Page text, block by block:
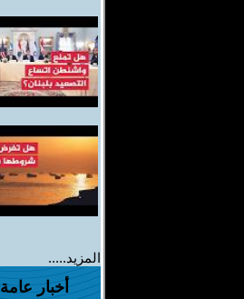
المزيد.....
أخبار عامة